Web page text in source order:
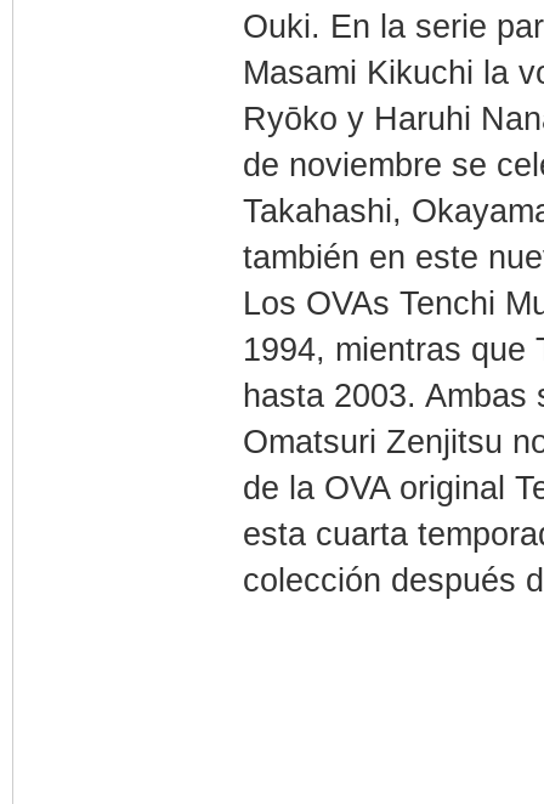
Ouki. En la serie
Masami Kikuchi la
Ryōko y Haruhi
de noviembre se
Takahashi,
también en este
Los OVAs Tenchi
1994, mientras que
hasta 2003. Ambas
Omatsuri Zenjitsu
de la OVA original
esta cuarta
colección después